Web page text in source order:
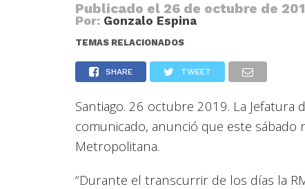
Publicado el 26 de octubre de
Por: Gonzalo Espina
TEMAS RELACIONADOS
SHARE TWEET
Santiago. 26 octubre 2019. La Jefatura
comunicado, anunció que este
Metropolitana.
“Durante el transcurrir de los días la